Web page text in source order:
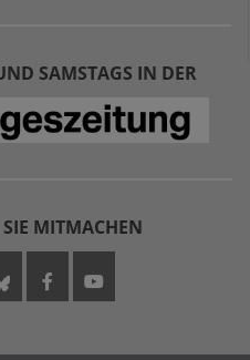
SAMSTAGS IN DER
MITMACHEN